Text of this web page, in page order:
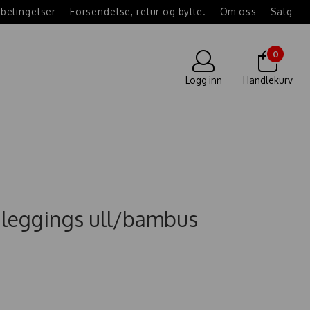
Forsendelse, retur og bytte. Om oss Salg
Logg inn
0
Handlekurv
ull/bambus